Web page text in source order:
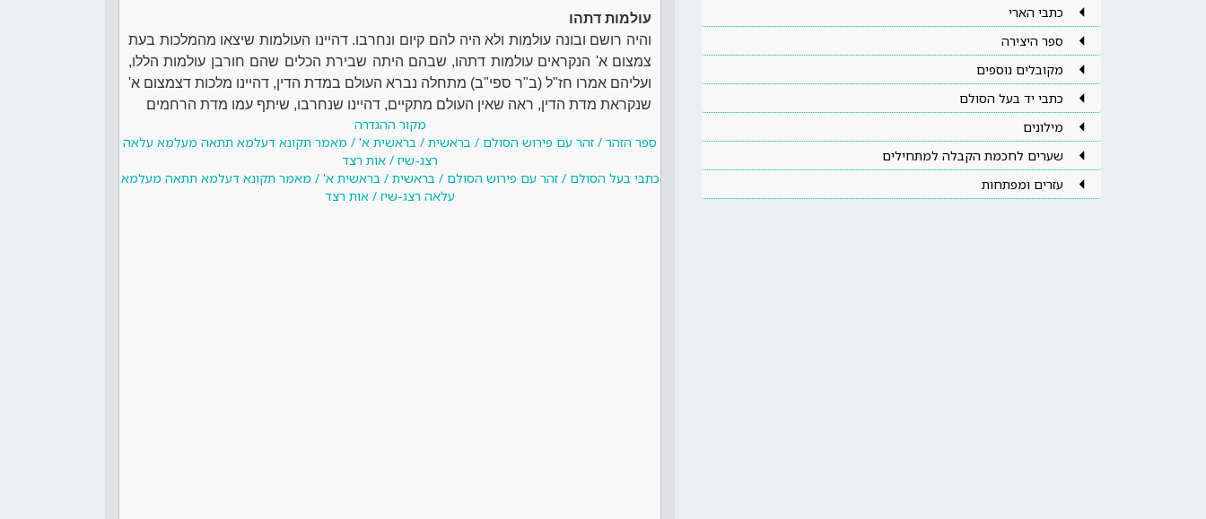
כתבי הארי
ספר היצירה
מקובלים נוספים
כתבי יד בעל הסולם
מילונים
שערים לחכמת הקבלה למתחילים
עזרים ומפתחות
עולמות דתהו
והיה רושם ובונה עולמות ולא היה להם קיום ונחרבו. דהיינו העולמות שיצאו מהמלכות בעת
צמצום א' הנקראים עולמות דתהו, שבהם היתה שבירת הכלים שהם חורבן עולמות הללו,
ועליהם אמרו חז"ל (ב"ר ספי"ב) מתחלה נברא העולם במדת הדין, דהיינו מלכות דצמצום א'
שנקראת מדת הדין, ראה שאין העולם מתקיים, דהיינו שנחרבו, שיתף עמו מדת הרחמים
מקור ההגדרה
ספר הזהר / זהר עם פירוש הסולם / בראשית / בראשית א' / מאמר תקונא דעלמא תתאה מעלמא עלאה
רצג-שיז / אות רצד
כתבי בעל הסולם / זהר עם פירוש הסולם / בראשית / בראשית א' / מאמר תקונא דעלמא תתאה מעלמא
עלאה רצג-שיז / אות רצד